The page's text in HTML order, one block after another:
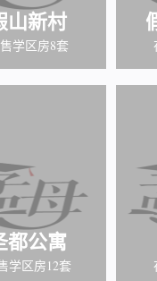
山新村
学区房8套
都公寓
学区房12套